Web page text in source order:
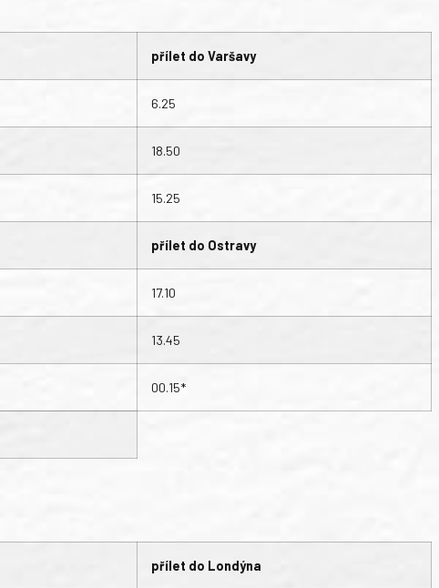
přílet do Varšavy
6.25
18.50
15.25
přílet do Ostravy
17.10
13.45
00.15*
přílet do Londýna